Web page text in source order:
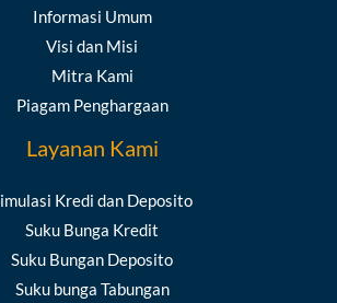
Informasi Umum
Visi dan Misi
Mitra Kami
Piagam Penghargaan
Layanan Kami
Kredi dan Deposito
Suku Bunga Kredit
Suku Bungan Deposito
Suku bunga Tabungan